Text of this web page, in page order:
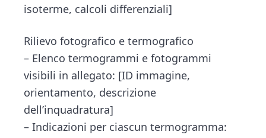
isoterme, calcoli differenziali]
Rilievo fotografico e termografico
– Elenco termogrammi e fotogrammi
visibili in allegato: [ID immagine,
orientamento, descrizione
dell’inquadratura]
– Indicazioni per ciascun termogramma: